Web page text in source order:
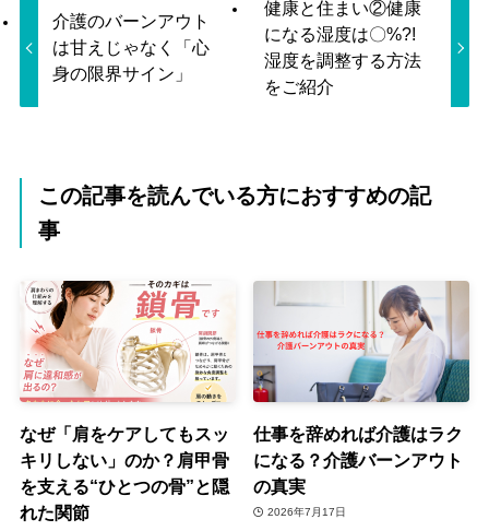
介護のバーンアウト
は甘えじゃなく「心
身の限界サイン」
健康と住まい②健康
になる湿度は〇%?!
湿度を調整する方法
をご紹介
この記事を読んでいる方におすすめの記
事
なぜ「肩をケアしてもスッ
キリしない」のか？肩甲骨
を支える“ひとつの骨”と隠
れた関節
仕事を辞めれば介護はラク
になる？介護バーンアウト
の真実
2026年7月17日